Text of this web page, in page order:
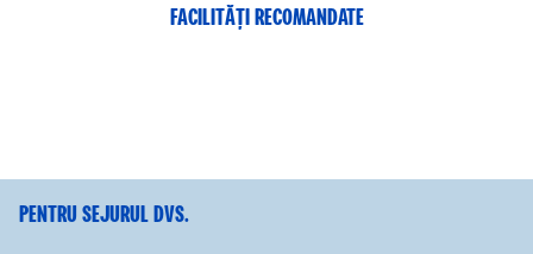
FACILITĂȚI RECOMANDATE
CENTRU DE FITNESS
PENTRU SEJURUL DVS.